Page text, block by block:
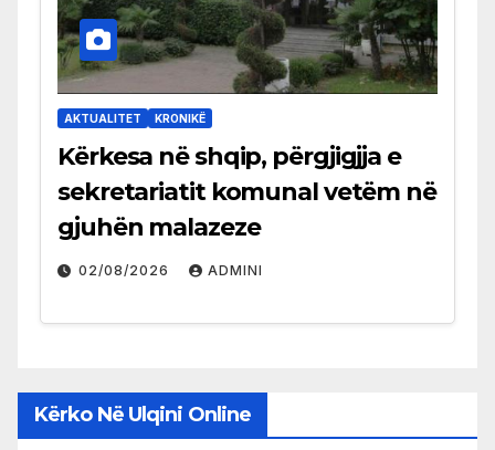
AKTUALITET KRONIKË
Kërkesa në shqip, përgjigjja e
sekretariatit komunal vetëm në
gjuhën malazeze
02/08/2026 ADMINI
Kërko Në Ulqini Online